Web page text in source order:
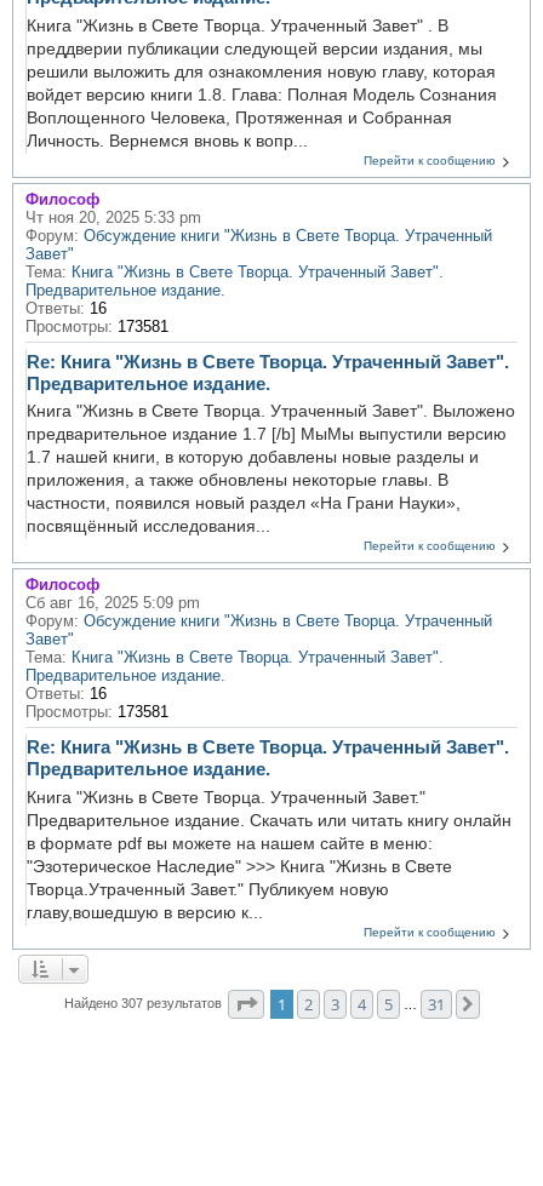
Книга "Жизнь в Свете Творца. Утраченный Завет" . В
преддверии публикации следующей версии издания, мы
решили выложить для ознакомления новую главу, которая
войдет версию книги 1.8. Глава: Полная Модель Сознания
Воплощенного Человека, Протяженная и Собранная
Личность. Вернемся вновь к вопр...
Перейти к сообщению
Философ
Чт ноя 20, 2025 5:33 pm
Форум: Обсуждение книги "Жизнь в Свете Творца. Утраченный
Завет"
Тема: Книга "Жизнь в Свете Творца. Утраченный Завет".
Предварительное издание.
Ответы: 16
Просмотры: 173581
Re: Книга "Жизнь в Свете Творца. Утраченный Завет".
Предварительное издание.
Книга "Жизнь в Свете Творца. Утраченный Завет". Выложено
предварительное издание 1.7 [/b] МыМы выпустили версию
1.7 нашей книги, в которую добавлены новые разделы и
приложения, а также обновлены некоторые главы. В
частности, появился новый раздел «На Грани Науки»,
посвящённый исследования...
Перейти к сообщению
Философ
Сб авг 16, 2025 5:09 pm
Форум: Обсуждение книги "Жизнь в Свете Творца. Утраченный
Завет"
Тема: Книга "Жизнь в Свете Творца. Утраченный Завет".
Предварительное издание.
Ответы: 16
Просмотры: 173581
Re: Книга "Жизнь в Свете Творца. Утраченный Завет".
Предварительное издание.
Книга "Жизнь в Свете Творца. Утраченный Завет."
Предварительное издание. Скачать или читать книгу онлайн
в формате pdf вы можете на нашем сайте в меню:
"Эзотерическое Наследие" >>> Книга "Жизнь в Свете
Творца.Утраченный Завет." Публикуем новую
главу,вошедшую в версию к...
Перейти к сообщению
Найдено 307 результатов Страница1 из
1 2 3 4 5 31